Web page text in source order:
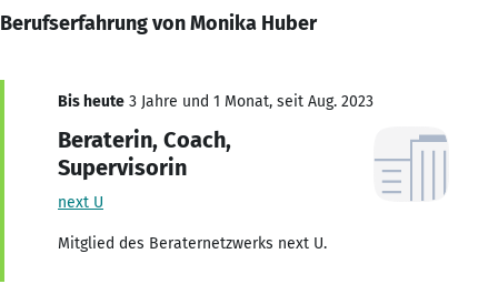
Berufserfahrung von Monika Huber
Bis heute 3 Jahre und 1 Monat, seit Aug. 2023
Beraterin, Coach,
Supervisorin
next U
Mitglied des Beraternetzwerks next U.